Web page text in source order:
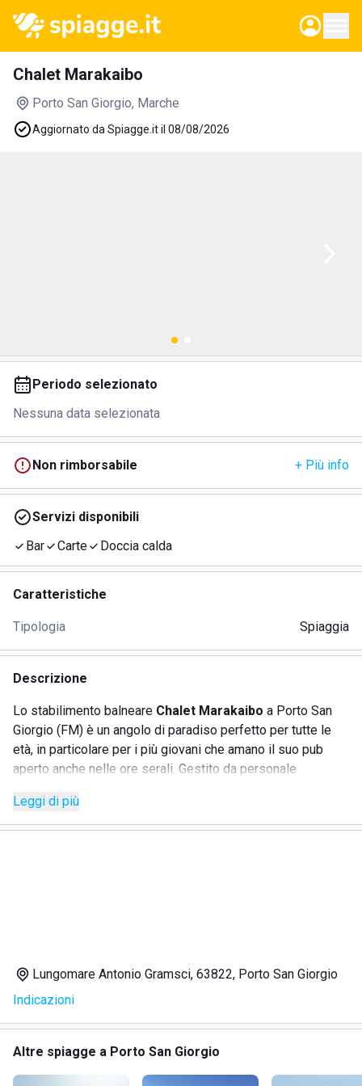
Chalet Marakaibo
Porto San Giorgio, Marche
Aggiornato da Spiagge.it il 08/08/2026
Periodo selezionato
Nessuna data selezionata
Non rimborsabile + Più info
Servizi disponibili
Bar
Carte Doccia calda
Caratteristiche
Tipologia Spiaggia
Descrizione
Lo stabilimento balneare Chalet Marakaibo a Porto San
Giorgio (FM) è un angolo di paradiso perfetto per tutte le
età, in particolare per i più giovani che amano il suo pub
aperto anche nelle ore serali. Gestito da personale
la sicurezza dei client grazie a procedure quotidiane di
pulizia e sanificazione. Lontano da caos e stress, si
Disponibilità di carte da gioco
Docce calde e fredde
DOVE SI TROVA LO STABILIMENTO BALNEARE CHALET
MARAKAIBO
Leggi di più
Lungomare Antonio Gramsci, 63822, Porto San Giorgio
Indicazioni
Altre spiagge a Porto San Giorgio